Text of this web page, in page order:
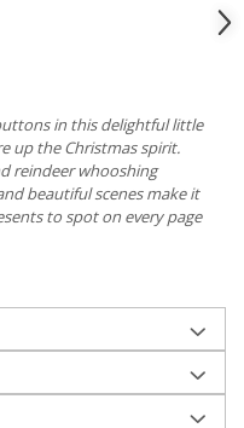
in this delightful little
up the Christmas spirit.
reindeer whooshing
beautiful scenes make it
to spot on every page